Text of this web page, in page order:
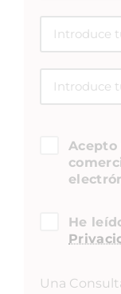
He
Una